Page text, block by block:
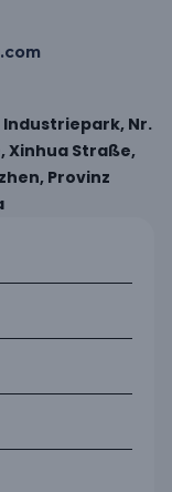
Industriepark, Nr.
Xinhua Straße,
Provinz